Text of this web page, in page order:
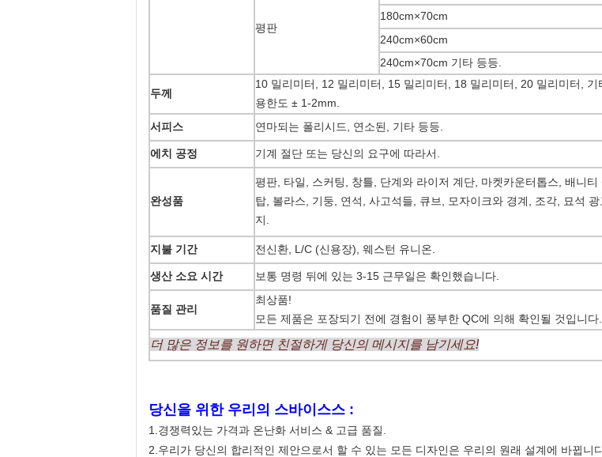
평판
180cm×70cm
240cm×60cm
240cm×70cm 기타 등등.
두께
10 밀리미터, 12 밀리미터, 15 밀리미터, 18 밀리미터, 20 밀리미터, 기
용한도 ± 1-2mm.
서피스
연마되는 폴리시드, 연소된, 기타 등등.
에치 공정 기계 절단 또는 당신의 요구에 따라서.
완성품
평판, 타일, 스커팅, 창틀, 단계와 라이저 계단, 마켓카운터톱스, 배니티
탑, 볼라스, 기둥, 연석, 사고석들, 큐브, 모자이크와 경계, 조각, 묘석 광
지.
지불 기간 전신환, L/C (신용장), 웨스턴 유니온.
생산 소요 시간 보통 명령 뒤에 있는 3-15 근무일은 확인했습니다.
품질 관리
최상품!
모든 제품은 포장되기 전에 경험이 풍부한 QC에 의해 확인될 것입니다.
더 많은 정보를 원하면 친절하게 당신의 메시지를 남기세요!
당신을 위한 우리의 스바이스스 :
1.경쟁력있는 가격과 온난화 서비스 & 고급 품질.
2.우리가 당신의 합리적인 제안으로서 할 수 있는 모든 디자인은 우리의 원래 설계에 바뀝니